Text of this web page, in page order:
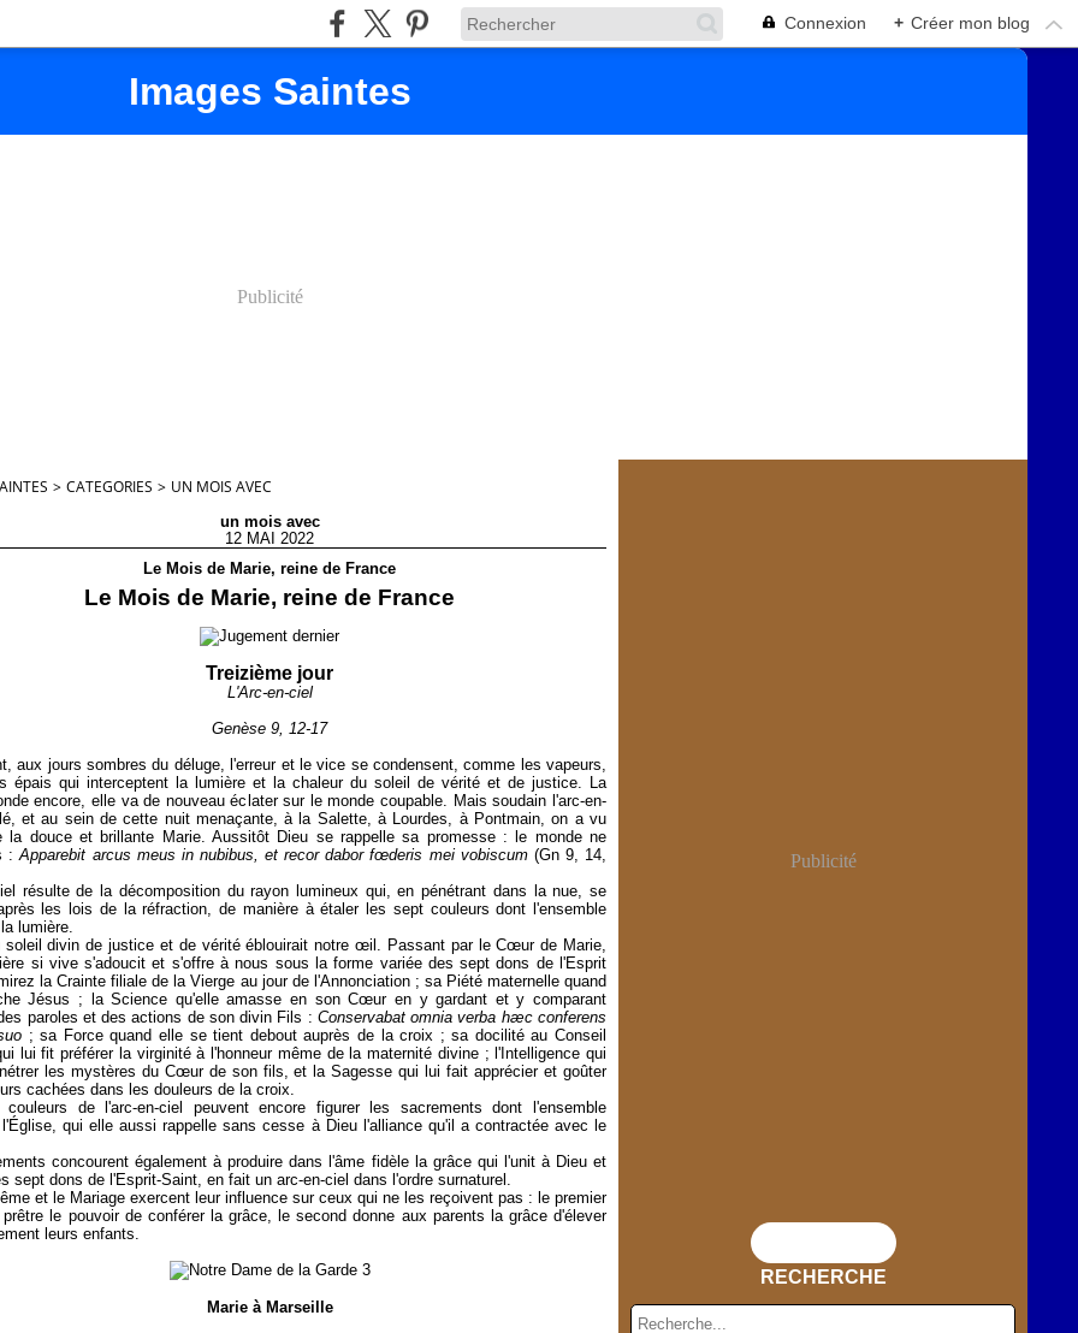
Connexion + Créer mon blog
Images Saintes
Publicité
> CATEGORIES > UN MOIS AVEC
un mois avec
12 MAI 2022
Le Mois de Marie, reine de France
Le Mois de Marie, reine de France
Treizième jour
L'Arc-en-ciel
Genèse 9, 12-17
aux jours sombres du déluge, l'erreur et le vice se condensent, comme les vapeurs,
épais qui interceptent la lumière et la chaleur du soleil de vérité et de justice. La
encore, elle va de nouveau éclater sur le monde coupable. Mais soudain l'arc-en-
et au sein de cette nuit menaçante, à la Salette, à Lourdes, à Pontmain, on a vu
la douce et brillante Marie. Aussitôt Dieu se rappelle sa promesse : le monde ne
:Apparebit arcus meus in nubibus, et recor dabor fœderis mei vobiscum(Gn 9, 14,
résulte de la décomposition du rayon lumineux qui, en pénétrant dans la nue, se
les lois de la réfraction, de manière à étaler les sept couleurs dont l'ensemble
lumière.
soleil divin de justice et de vérité éblouirait notre œil. Passant par le Cœur de Marie,
si vive s'adoucit et s'offre à nous sous la forme variée des sept dons de l'Esprit
la Crainte filiale de la Vierge au jour de l'Annonciation ; sa Piété maternelle quand
Jésus ; la Science qu'elle amasse en son Cœur en y gardant et y comparant
paroles et des actions de son divin Fils : Conservabat omnia verba hæc conferens
; sa Force quand elle se tient debout auprès de la croix ; sa docilité au Conseil
lui fit préférer la virginité à l'honneur même de la maternité divine ; l'Intelligence qui
les mystères du Cœur de son fils, et la Sagesse qui lui fait apprécier et goûter
cachées dans les douleurs de la croix.
couleurs de l'arc-en-ciel peuvent encore figurer les sacrements dont l'ensemble
qui elle aussi rappelle sans cesse à Dieu l'alliance qu'il a contractée avec le
concourent également à produire dans l'âme fidèle la grâce qui l'unit à Dieu et
sept dons de l'Esprit-Saint, en fait un arc-en-ciel dans l'ordre surnaturel.
et le Mariage exercent leur influence sur ceux qui ne les reçoivent pas : le premier
prêtre le pouvoir de conférer la grâce, le second donne aux parents la grâce d'élever
leurs enfants.
Marie à Marseille
Publicité
RECHERCHE